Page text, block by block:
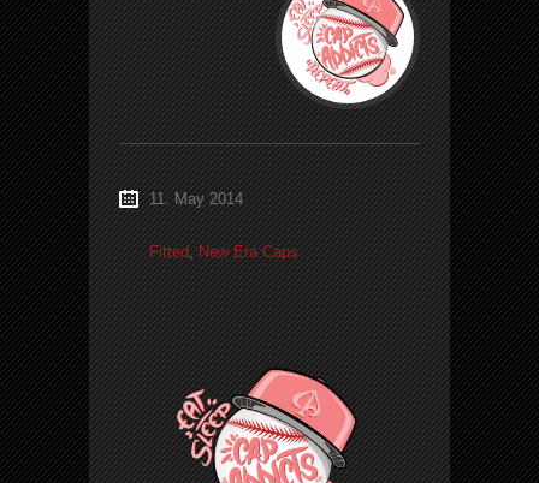
11. May 2014
Fitted,New Era Caps